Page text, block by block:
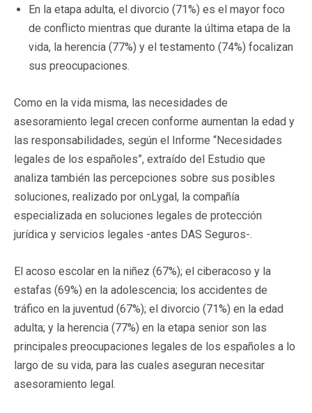
En la etapa adulta, el divorcio (71%) es el mayor foco
de conflicto mientras que durante la última etapa de la
vida, la herencia (77%) y el testamento (74%) focalizan
sus preocupaciones.
Como en la vida misma, las necesidades de
asesoramiento legal crecen conforme aumentan la edad y
las responsabilidades, según el Informe “Necesidades
legales de los españoles”, extraído del Estudio que
analiza también las percepciones sobre sus posibles
soluciones, realizado por onLygal, la compañía
especializada en soluciones legales de protección
jurídica y servicios legales -antes DAS Seguros-.
El acoso escolar en la niñez (67%); el ciberacoso y la
estafas (69%) en la adolescencia; los accidentes de
tráfico en la juventud (67%); el divorcio (71%) en la edad
adulta; y la herencia (77%) en la etapa senior son las
principales preocupaciones legales de los españoles a lo
largo de su vida, para las cuales aseguran necesitar
asesoramiento legal.